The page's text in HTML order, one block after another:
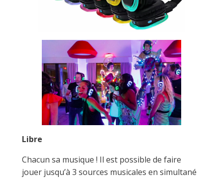
Libre
Chacun sa musique ! Il est possible de faire
jouer jusqu’à 3 sources musicales en simultané